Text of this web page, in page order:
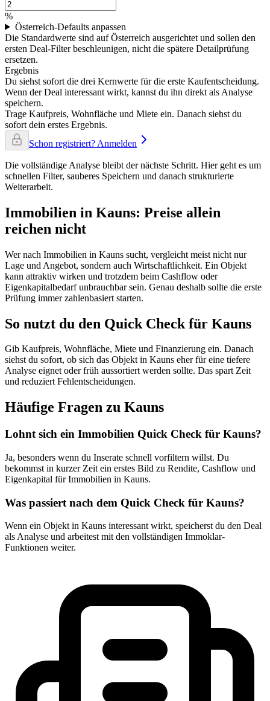
%
Österreich-Defaults anpassen
Die Standardwerte sind auf Österreich ausgerichtet und sollen den
ersten Deal-Filter beschleunigen, nicht die spätere Detailprüfung
ersetzen.
Ergebnis
Du siehst sofort die drei Kernwerte für die erste Kaufentscheidung.
Wenn der Deal interessant wirkt, kannst du ihn direkt als Analyse
speichern.
Trage Kaufpreis, Wohnfläche und Miete ein. Danach siehst du
sofort dein erstes Ergebnis.
Schon registriert? Anmelden
Die vollständige Analyse bleibt der nächste Schritt. Hier geht es um
schnellen Filter, sauberes Speichern und danach strukturierte
Weiterarbeit.
Immobilien in Kauns: Preise allein
reichen nicht
Wer nach Immobilien in Kauns sucht, vergleicht meist nicht nur
Lage und Angebot, sondern auch Wirtschaftlichkeit. Ein Objekt
kann attraktiv wirken und trotzdem beim Cashflow oder
Eigenkapitalbedarf unbrauchbar sein. Genau deshalb sollte die erste
Prüfung immer zahlenbasiert starten.
So nutzt du den Quick Check für Kauns
Gib Kaufpreis, Wohnfläche, Miete und Finanzierung ein. Danach
siehst du sofort, ob sich das Objekt in Kauns eher für eine tiefere
Analyse eignet oder früh aussortiert werden sollte. Das spart Zeit
und reduziert Fehlentscheidungen.
Häufige Fragen zu Kauns
Lohnt sich ein Immobilien Quick Check für Kauns?
Ja, besonders wenn du Inserate schnell vorfiltern willst. Du
bekommst in kurzer Zeit ein erstes Bild zu Rendite, Cashflow und
Eigenkapital für Immobilien in Kauns.
Was passiert nach dem Quick Check für Kauns?
Wenn ein Objekt in Kauns interessant wirkt, speicherst du den Deal
als Analyse und arbeitest mit den vollständigen Immoklar-
Funktionen weiter.